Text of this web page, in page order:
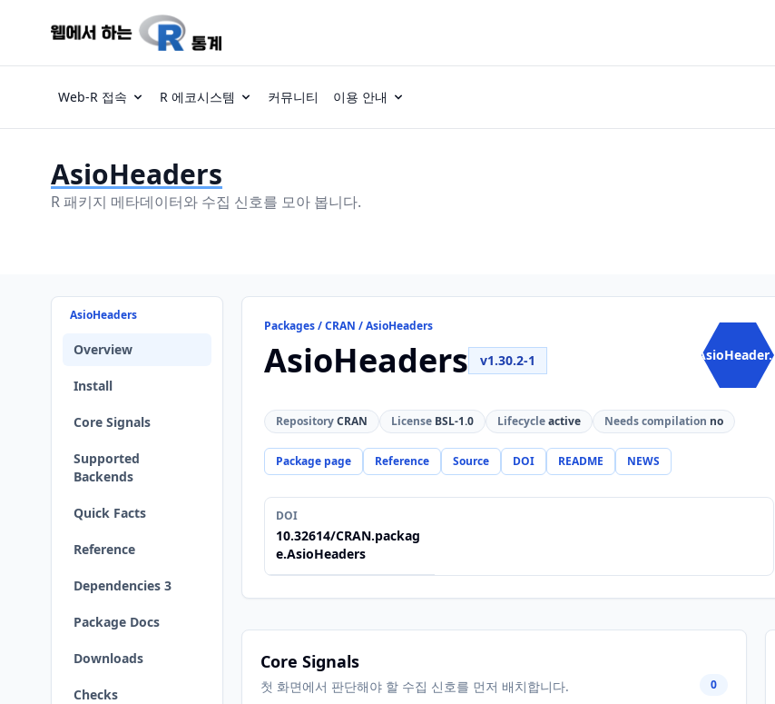
Web-R 접속 R 에코시스템 커뮤니티 이용 안내
AsioHeaders
R 패키지 메타데이터와 수집 신호를 모아 봅니다.
AsioHeaders
Overview
Install
Core Signals
Supported
Backends
Quick Facts
Reference
Dependencies 3
Package Docs
Downloads
Checks
Packages / CRAN / AsioHeaders
AsioHeaders v1.30.2-1 AsioHeader...
RepositoryCRAN License BSL-1.0 Lifecycleactive Needs compilation no
Package page Reference Source DOI README NEWS
DOI
10.32614/CRAN.packag
e.AsioHeaders
Core Signals
첫 화면에서 판단해야 할 수집 신호를 먼저 배치합니다. 0